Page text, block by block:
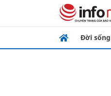
Đời sống